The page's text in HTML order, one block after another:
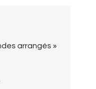
arrangés »